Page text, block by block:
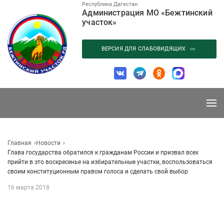
содержанию
Республика Дагестан
Администрация МО «Бежтинский
участок»
ВЕРСИЯ ДЛЯ СЛАБОВИДЯЩИХ
Главная
Новости
Глава государства обратился к гражданам России и призвал всех
прийти в это воскресенье на избирательные участки, воспользоваться
своим конституционным правом голоса и сделать свой выбор
16 марта 2018